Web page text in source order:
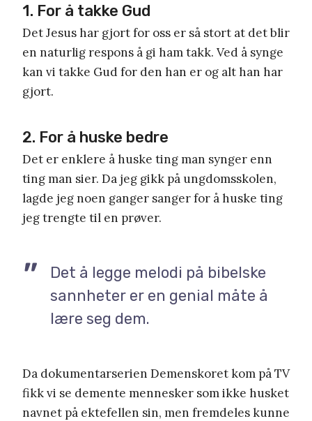
1. For å takke Gud
Det Jesus har gjort for oss er så stort at det blir
en naturlig respons å gi ham takk. Ved å synge
kan vi takke Gud for den han er og alt han har
gjort.
2. For å huske bedre
Det er enklere å huske ting man synger enn
ting man sier. Da jeg gikk på ungdomsskolen,
lagde jeg noen ganger sanger for å huske ting
jeg trengte til en prøver.
Det å legge melodi på bibelske
sannheter er en genial måte å
lære seg dem.
Da dokumentarserien Demenskoret kom på TV
fikk vi se demente mennesker som ikke husket
navnet på ektefellen sin, men fremdeles kunne